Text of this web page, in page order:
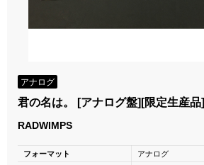
アナログ
君の名は。 [アナログ盤][限定生産品]
RADWIMPS
フォーマット
アナログ